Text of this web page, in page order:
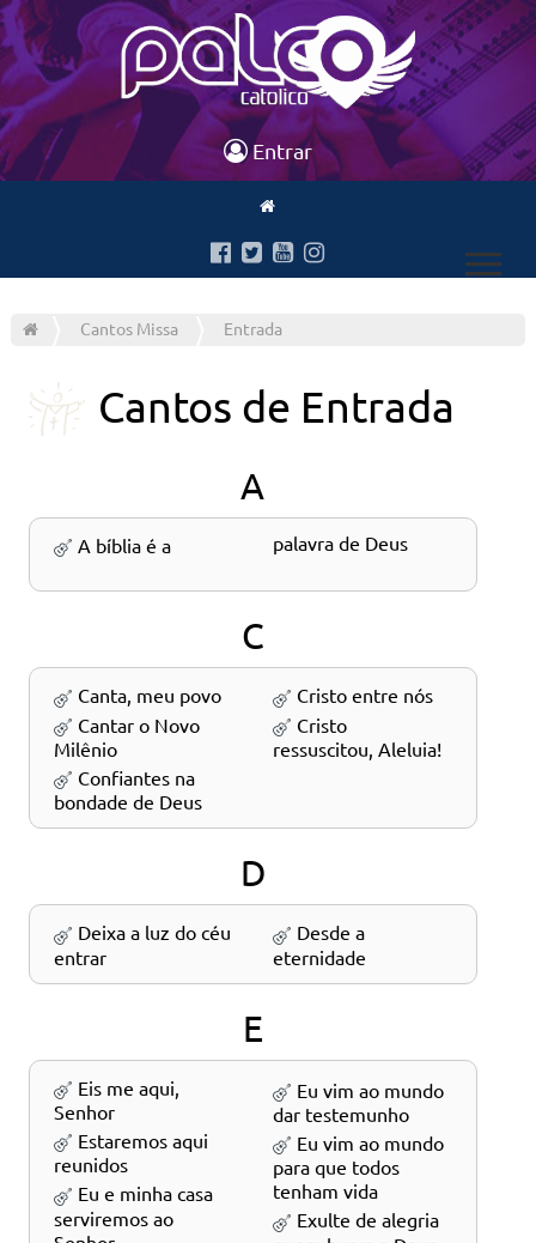
Entrar
Cantos Missa Entrada
Cantos de Entrada
A
A bíblia é a palavra de Deus
C
Canta, meu povo
Cantar o Novo
Milênio
Confiantes na
bondade de Deus
Cristo entre nós
Cristo
ressuscitou, Aleluia!
D
Deixa a luz do céu
entrar
Desde a
eternidade
E
Eis me aqui,
Senhor
Estaremos aqui
reunidos
Eu e minha casa
serviremos ao
Eu vim ao mundo
dar testemunho
Eu vim ao mundo
para que todos
tenham vida
Exulte de alegria